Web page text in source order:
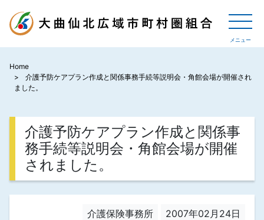
Home
介護予防ケアプラン作成と関係事務手続等説明会・角館会場が開催され
ました。
介護予防ケアプラン作成と関係事
務手続等説明会・角館会場が開催
されました。
介護保険事務所 2007年02月24日